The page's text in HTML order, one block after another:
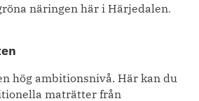
näringen här i Härjedalen.
hög ambitionsnivå. Här kan du
maträtter från